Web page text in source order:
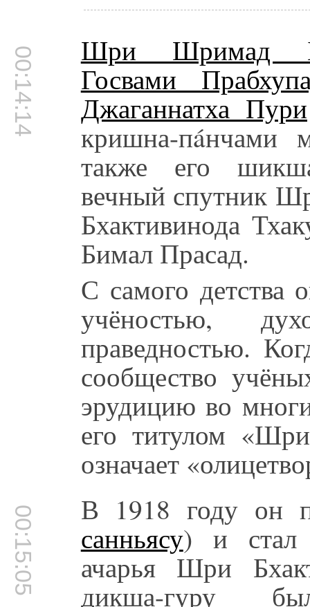
00:14:14 Шри Шримад
Госвами
Джаганнатха Пури
кришна-пáнчами
также его
вечный спутник
Бхактивинода
Бимал Прасад.
С самого детства
учёностью,
праведностью.
сообщество
эрудицию во
его титулом
означает
00:15:05 В 1918 году он
санньясу) и стал
ачарья Шри
дикша-гуру